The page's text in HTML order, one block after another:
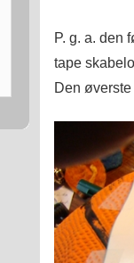
P. g. a. den
tape
Den